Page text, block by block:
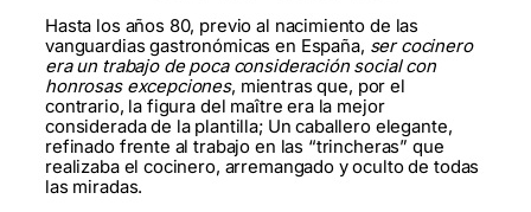
Hasta los años 80, previo al nacimiento de las
vanguardias gastronómicas en España, ser cocinero
era un trabajo de poca consideración social con
honrosas excepciones, mientras que, por el
contrario, la figura del maître era la mejor
considerada de la plantilla; Un caballero elegante,
refinado frente al trabajo en las “trincheras” que
realizaba el cocinero, arremangado y oculto de todas
las miradas.